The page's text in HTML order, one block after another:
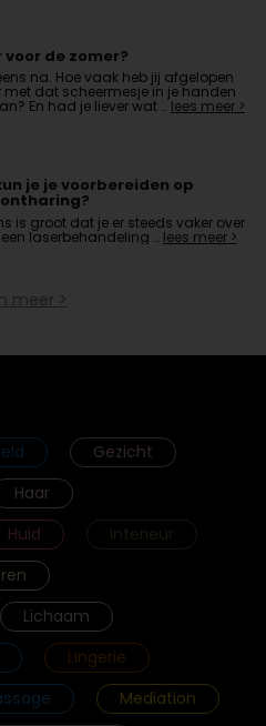
voor de zomer?
na. Hoe vaak heb jij afgelopen
met dat scheermesje in je handen
En had je liever wat …lees meer >
je je voorbereiden op
is groot dat je er steeds vaker over
laserbehandeling … lees meer >
meer >
Gezicht
Haar
Huid
Interieur
Lichaam
Lingerie
Mediation